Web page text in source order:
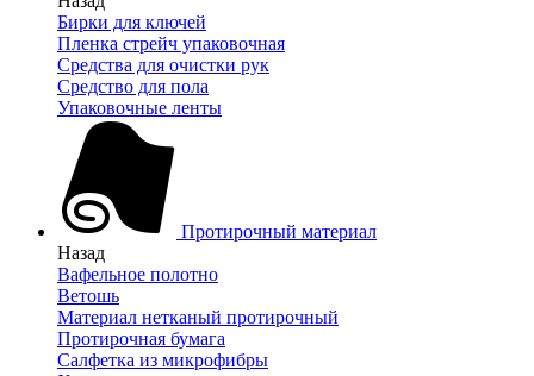
Бирки для ключей
Пленка стрейч упаковочная
Средства для очистки рук
Средство для пола
Упаковочные ленты
Протирочный материал
Назад
Вафельное полотно
Ветошь
Материал нетканый протирочный
Протирочная бумага
Салфетка из микрофибры